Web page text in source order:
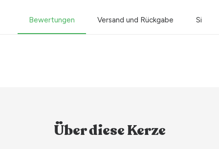
Bewertungen Versand und Rückgabe
Über diese Kerze